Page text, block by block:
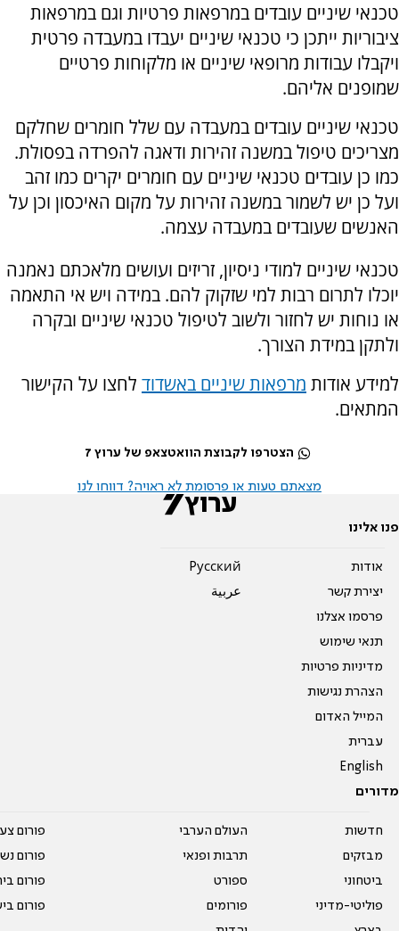
טכנאי שיניים עובדים במרפאות פרטיות וגם במרפאות
ציבוריות ייתכן כי טכנאי שיניים יעבדו במעבדה פרטית
ויקבלו עבודות מרופאי שיניים או מלקוחות פרטיים
שמופנים אליהם.
טכנאי שיניים עובדים במעבדה עם שלל חומרים שחלקם
מצריכים טיפול במשנה זהירות ודאגה להפרדה בפסולת.
כמו כן עובדים טכנאי שיניים עם חומרים יקרים כמו זהב
ועל כן יש לשמור במשנה זהירות על מקום האיכסון וכן על
האנשים שעובדים במעבדה עצמה.
טכנאי שיניים למודי ניסיון, זריזים ועושים מלאכתם נאמנה
יוכלו לתרום רבות למי שזקוק להם. במידה ויש אי התאמה
או נוחות יש לחזור ולשוב לטיפול טכנאי שיניים ובקרה
ולתקן במידת הצורך.
למידע אודות מרפאות שיניים באשדוד לחצו על הקישור
המתאים.
הצטרפו לקבוצת הוואטצאפ של ערוץ 7
מצאתם טעות או פרסומת לא ראויה? דווחו לנו
פנו אלינו
אודות
יצירת קשר
פרסמו אצלנו
תנאי שימוש
מדיניות פרטיות
הצהרת נגישות
המייל האדום
עברית
English
Pусский
عربية
מדורים
חדשות
מבזקים
ביטחוני
פוליטי-מדיני
העולם הערבי
תרבות ופנאי
ספורט
פורומים
פורום
פורום
פורום
פורום